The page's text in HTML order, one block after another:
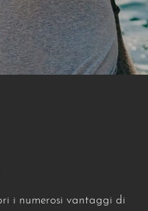
i numerosi vantaggi di